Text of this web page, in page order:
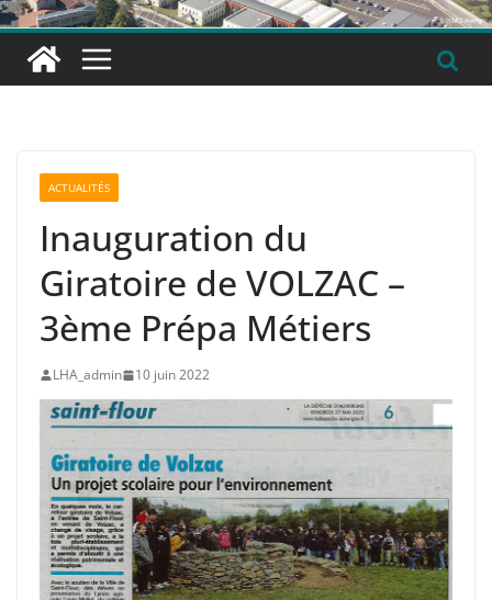
ACTUALITÉS
Inauguration du
Giratoire de VOLZAC –
3ème Prépa Métiers
LHA_admin 10 juin 2022